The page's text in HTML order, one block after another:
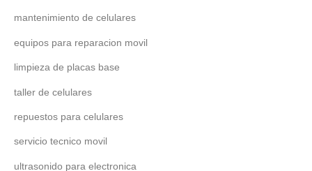
mantenimiento de celulares
equipos para reparacion movil
limpieza de placas base
taller de celulares
repuestos para celulares
servicio tecnico movil
ultrasonido para electronica